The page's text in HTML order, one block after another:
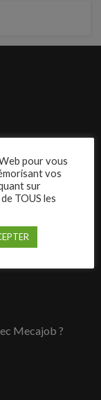
Mecajob ?
pour vous
vos
sur
TOUS les